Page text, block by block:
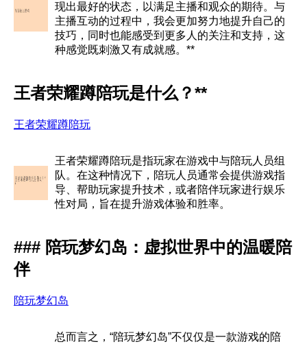
现出最好的状态，以满足主播和观众的期待。与
主播互动的过程中，我会更加努力地提升自己的
技巧，同时也能感受到更多人的关注和支持，这
种感觉既刺激又有成就感。**
王者荣耀蹲陪玩是什么？**
王者荣耀蹲陪玩
王者荣耀蹲陪玩是指玩家在游戏中与陪玩人员组
队。在这种情况下，陪玩人员通常会提供游戏指
导、帮助玩家提升技术，或者陪伴玩家进行娱乐
性对局，旨在提升游戏体验和胜率。
### 陪玩梦幻岛：虚拟世界中的温暖陪
伴
陪玩梦幻岛
总而言之，“陪玩梦幻岛”不仅仅是一款游戏的陪